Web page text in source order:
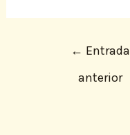
← Entrada
anterior